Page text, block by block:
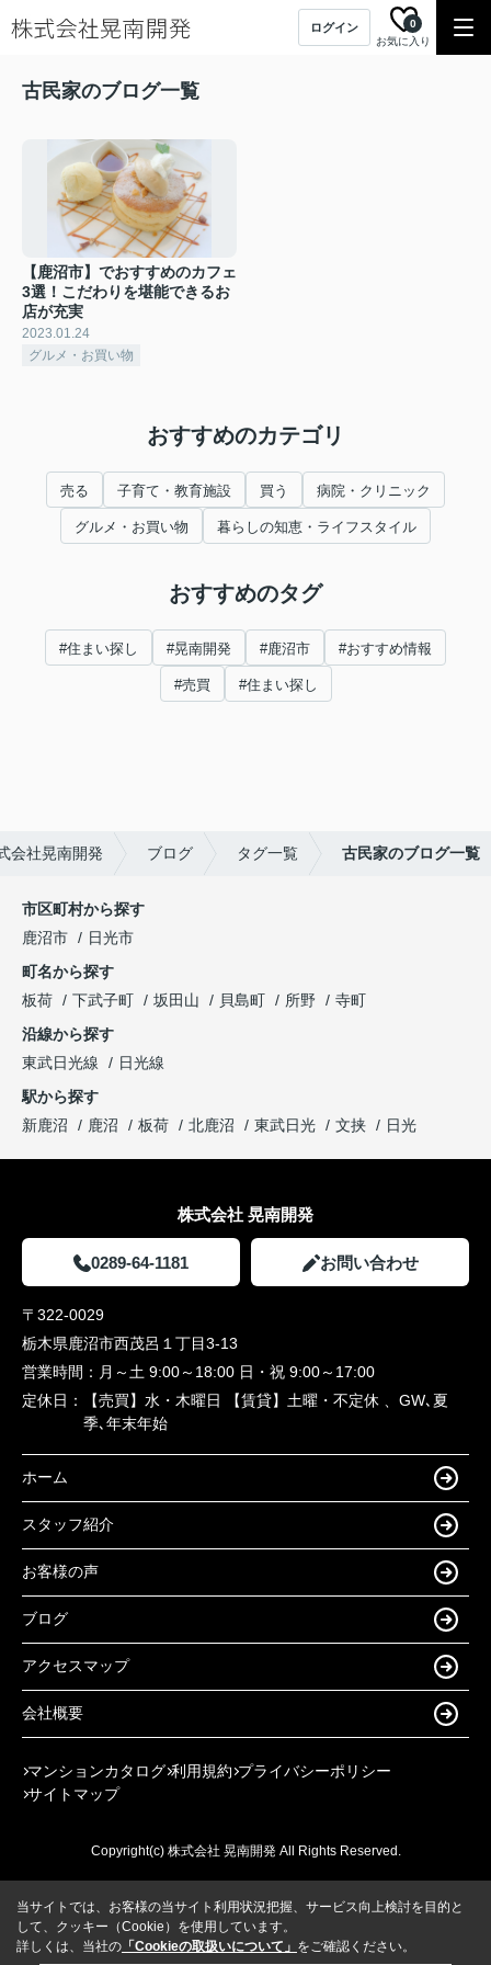
ログイン
お気に入り
0
古民家のブログ一覧
【鹿沼市】でおすすめのカフェ
3選！こだわりを堪能できるお
店が充実
2023.01.24
グルメ・お買い物
おすすめのカテゴリ
売る 子育て・教育施設 買う 病院・クリニック
グルメ・お買い物 暮らしの知恵・ライフスタイル
おすすめのタグ
#住まい探し #晃南開発 #鹿沼市 #おすすめ情報
#売買 #住まい探し
会社晃南開発 ブログ タグ一覧 古民家のブログ一覧
市区町村から探す
鹿沼市
日光市
町名から探す
板荷
下武子町 坂田山 貝島町 所野
寺町
沿線から探す
東武日光線
日光線
駅から探す
新鹿沼
鹿沼 板荷 北鹿沼 東武日光 文挟 日光
株式会社 晃南開発
0289-64-1181 お問い合わせ
〒322-0029
栃木県鹿沼市西茂呂１丁目3-13
営業時間： 月～土 9:00～18:00 日・祝 9:00～17:00
定休日：
【売買】水・木曜日 【賃貸】土曜・不定休 、GW､夏
季､年末年始
ホーム
スタッフ紹介
お客様の声
ブログ
アクセスマップ
会社概要
マンションカタログ 利用規約 プライバシーポリシー
サイトマップ
Copyright(c) 株式会社 晃南開発 All Rights Reserved.
当サイトでは、お客様の当サイト利用状況把握、サービス向上検討を目的と
して、クッキー（Cookie）を使用しています。
詳しくは、当社の 「Cookieの取扱いについて」 をご確認ください。